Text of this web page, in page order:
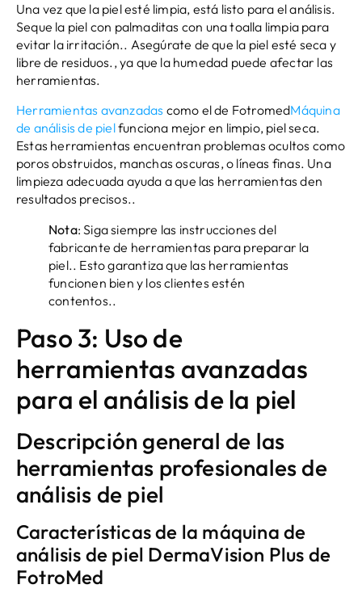
Una vez que la piel esté limpia, está listo para el análisis.
Seque la piel con palmaditas con una toalla limpia para
evitar la irritación.. Asegúrate de que la piel esté seca y
libre de residuos., ya que la humedad puede afectar las
herramientas.
Herramientas avanzadas como el de FotromedMáquina
de análisis de pielfunciona mejor en limpio, piel seca.
Estas herramientas encuentran problemas ocultos como
poros obstruidos, manchas oscuras, o líneas finas. Una
limpieza adecuada ayuda a que las herramientas den
resultados precisos..
Nota: Siga siempre las instrucciones del
fabricante de herramientas para preparar la
piel.. Esto garantiza que las herramientas
funcionen bien y los clientes estén
contentos..
Paso 3: Uso de
herramientas avanzadas
para el análisis de la piel
Descripción general de las
herramientas profesionales de
análisis de piel
Características de la máquina de
análisis de piel DermaVision Plus de
FotroMed